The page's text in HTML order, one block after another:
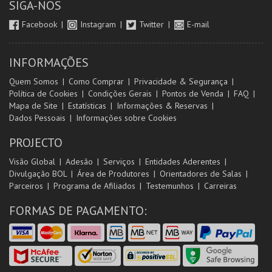
SIGA-NOS
Facebook Instagram Twitter E-mail
INFORMAÇÕES
Quem Somos Como Comprar
Privacidade & Segurança
Política de Cookies
Condições Gerais Pontos de Venda
FAQ
Mapa de Site
Estatísticas
Informações & Reservas
Dados Pessoais
Informações sobre Cookies
PROJECTO
Visão Global Adesão Serviços
Entidades Aderentes
Divulgação BOL
Área de Produtores
Orientadores de Salas
Parceiros
Programa de Afiliados Testemunhos Carreiras
FORMAS DE PAGAMENTO: